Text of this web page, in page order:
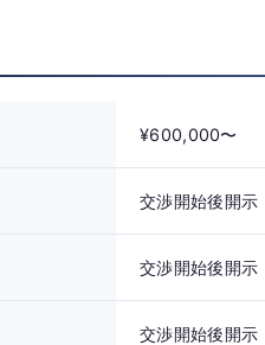
¥600,000〜
交渉開始後開示
交渉開始後開示
交渉開始後開示